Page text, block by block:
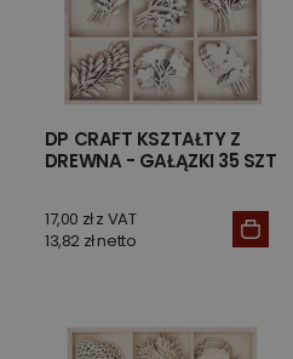
DP CRAFT KSZTAŁTY Z
DREWNA - GAŁĄZKI 35 SZT
17,00 zł z VAT
13,82 zł netto